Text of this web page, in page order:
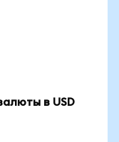
в USD